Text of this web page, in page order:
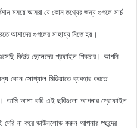
সময়ে আমরা যে কোন তথ্যের জন্য গুগলে সার্চ
আমাদের গুগলের সাহায্য নিতে হয়।
কিউট ছেলেদের প্রফাইল পিকচার। আপনি
কোন সোশ্যাল মিডিয়াতে ব্যবহার করতে
। আমি আশা করি এই ছবিগুলো আপনার প্রোফাইল
দেরি না করে ডাউনলোড করুন আপনার পছন্দের